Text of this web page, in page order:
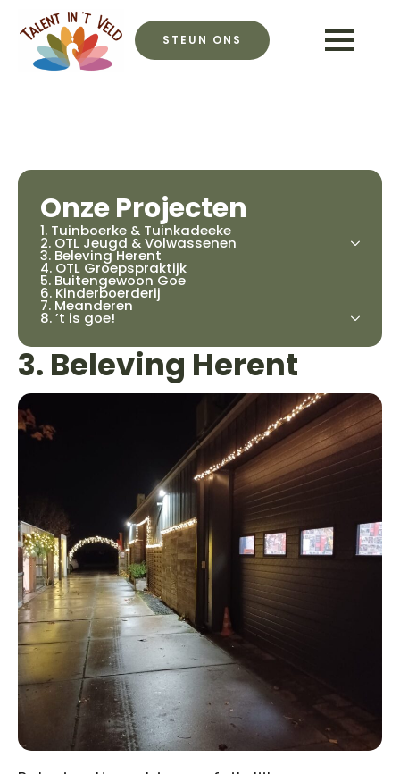
STEUN ONS
Onze Projecten
1. Tuinboerke & Tuinkadeeke
2. OTL Jeugd & Volwassenen
3. Beleving Herent
4. OTL Groepspraktijk
5. Buitengewoon Goe
6. Kinderboerderij
7. Meanderen
8. ’t is goe!
3. Beleving Herent